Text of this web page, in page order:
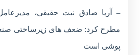
– آریا صادق نیت حقیقی،
مطرح کرد: ضعف های زیرساختی
پوشی است